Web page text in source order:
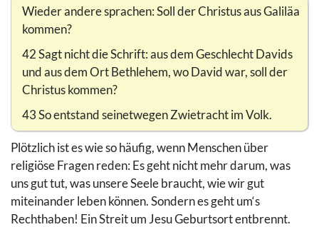
Wieder andere sprachen: Soll der Christus aus Galiläa
kommen?
42 Sagt nicht die Schrift: aus dem Geschlecht Davids
und aus dem Ort Bethlehem, wo David war, soll der
Christus kommen?
43 So entstand seinetwegen Zwietracht im Volk.
Plötzlich ist es wie so häufig, wenn Menschen über
religiöse Fragen reden: Es geht nicht mehr darum, was
uns gut tut, was unsere Seele braucht, wie wir gut
miteinander leben können. Sondern es geht um‘s
Rechthaben! Ein Streit um Jesu Geburtsort entbrennt.